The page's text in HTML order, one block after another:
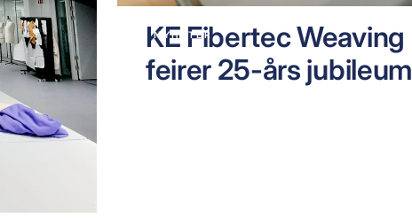
NYHETER
KE Fibertec Weaving
feirer 25-års jubileum